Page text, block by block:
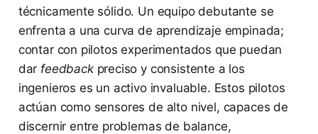
técnicamente sólido. Un equipo debutante se
enfrenta a una curva de aprendizaje empinada;
contar con pilotos experimentados que puedan
dar feedbackpreciso y consistente a los
ingenieros es un activo invaluable. Estos pilotos
actúan como sensores de alto nivel, capaces de
discernir entre problemas de balance,